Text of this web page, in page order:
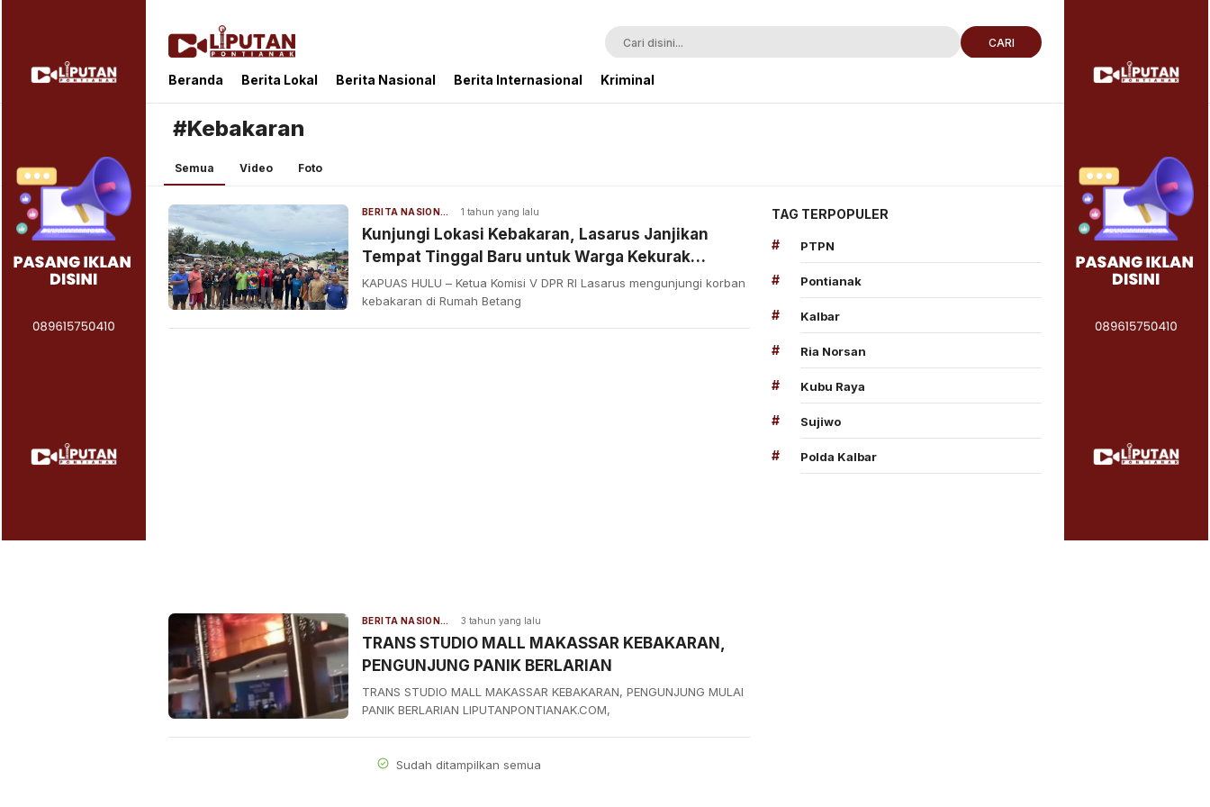
Liputan Pontianak
Berita Terkini dan TerUpdate
CARI
Beranda Berita Lokal Berita Nasional Berita Internasional Kriminal
#Kebakaran
Semua Video Foto
BERITA NASIONAL 1 tahun yang lalu
Kunjungi Lokasi Kebakaran, Lasarus Janjikan
Tempat Tinggal Baru untuk Warga Kekurak
Kapuas Hulu
KAPUAS HULU – Ketua Komisi V DPR RI Lasarus mengunjungi korban
kebakaran di Rumah Betang
BERITA NASIONAL 3 tahun yang lalu
TRANS STUDIO MALL MAKASSAR KEBAKARAN,
PENGUNJUNG PANIK BERLARIAN
TRANS STUDIO MALL MAKASSAR KEBAKARAN, PENGUNJUNG MULAI
PANIK BERLARIAN LIPUTANPONTIANAK.COM,
Sudah ditampilkan semua
TAG TERPOPULER
#
PTPN
# Pontianak
# Kalbar
# Ria Norsan
# Kubu Raya
# Sujiwo
# Polda Kalbar